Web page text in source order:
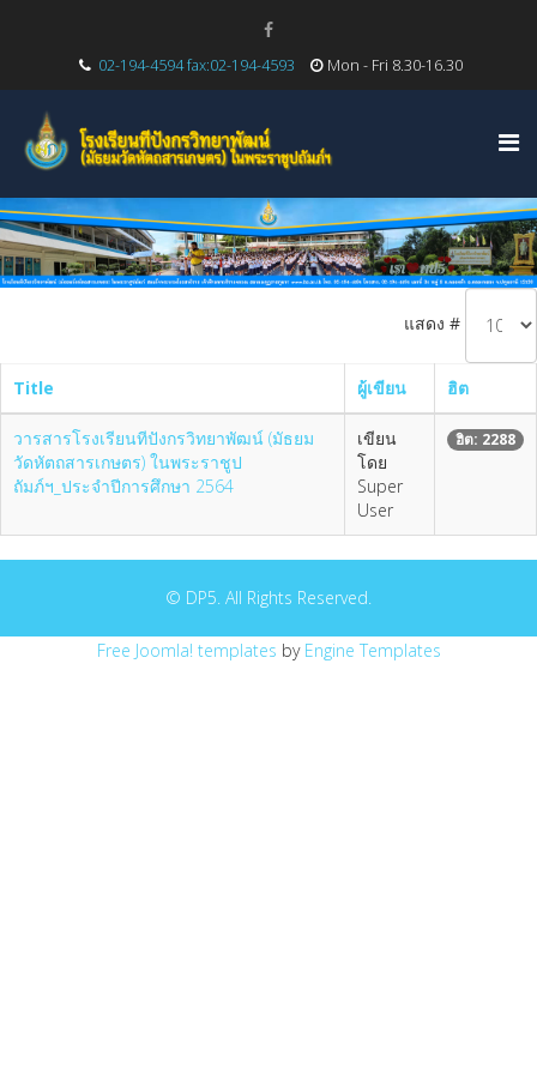
02-194-4594 fax:02-194-4593 Mon - Fri 8.30-16.30
แสดง #
Title ผู้เขียน ฮิต
วารสารโรงเรียนทีปังกรวิทยาพัฒน์ (มัธยม
วัดหัตถสารเกษตร) ในพระราชูป
ถัมภ์ฯ_ประจำปีการศึกษา 2564
เขียน
โดย
Super
User
ฮิต: 2288
© DP5. All Rights Reserved.
Free Joomla! templates by Engine Templates